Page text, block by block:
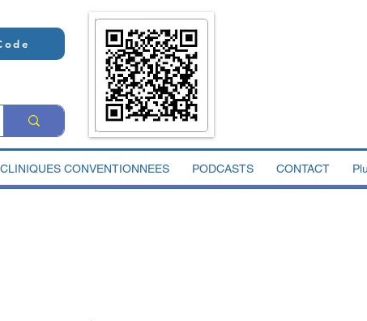
CLINIQUES CONVENTIONNEES PODCASTS CONTACT